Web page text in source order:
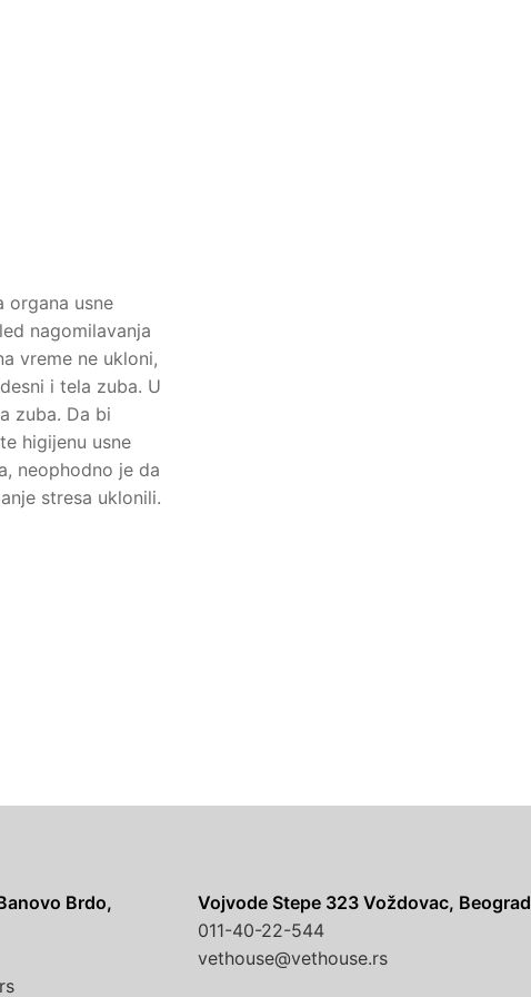
organa usne
nagomilavanja
vreme ne ukloni,
i tela zuba. U
zuba. Da bi
higijenu usne
neophodno je da
stresa uklonili.
Brdo,
Vojvode Stepe 323 Voždovac, Beograd
011-40-22-544
vethouse@vethouse.rs